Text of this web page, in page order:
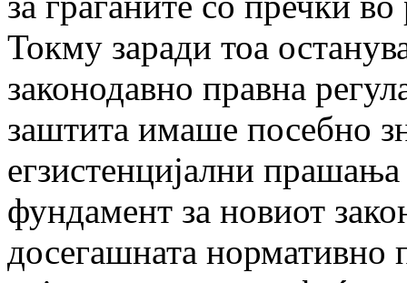
Токму заради тоа
законодавно правна
заштита имаше посебно
егзистенцијални
фундамент за новиот
досегашната нормативно